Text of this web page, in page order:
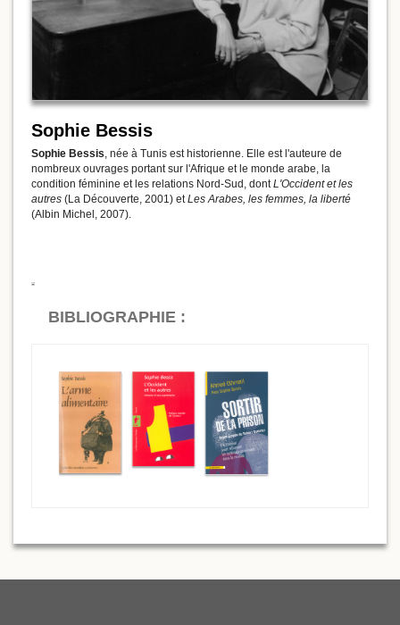
Sophie Bessis
Sophie Bessis , née à Tunis est historienne. Elle est l'auteure de
nombreux ouvrages portant sur l'Afrique et le monde arabe, la
condition féminine et les relations Nord-Sud, dontL'Occident et les
autres (La Découverte, 2001) etLes Arabes, les femmes, la liberté
(Albin Michel, 2007).
BIBLIOGRAPHIE :